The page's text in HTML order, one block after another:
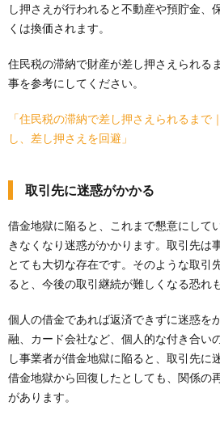
し押さえが行われると不動産や預貯金、
くは換価されます。
住民税の滞納で財産が差し押さえられる
事を参考にしてください。
「住民税の滞納で差し押さえられるまで
し、差し押さえを回避」
取引先に迷惑がかかる
借金地獄に陥ると、これまで懇意にして
きなくなり迷惑がかかります。取引先は
とても大切な存在です。そのような取引
ると、今後の取引継続が難しくなる恐れも
個人の借金であれば返済できずに迷惑を
融、カード会社など、個人的な付き合い
し事業者が借金地獄に陥ると、取引先に
借金地獄から回復したとしても、関係の
があります。